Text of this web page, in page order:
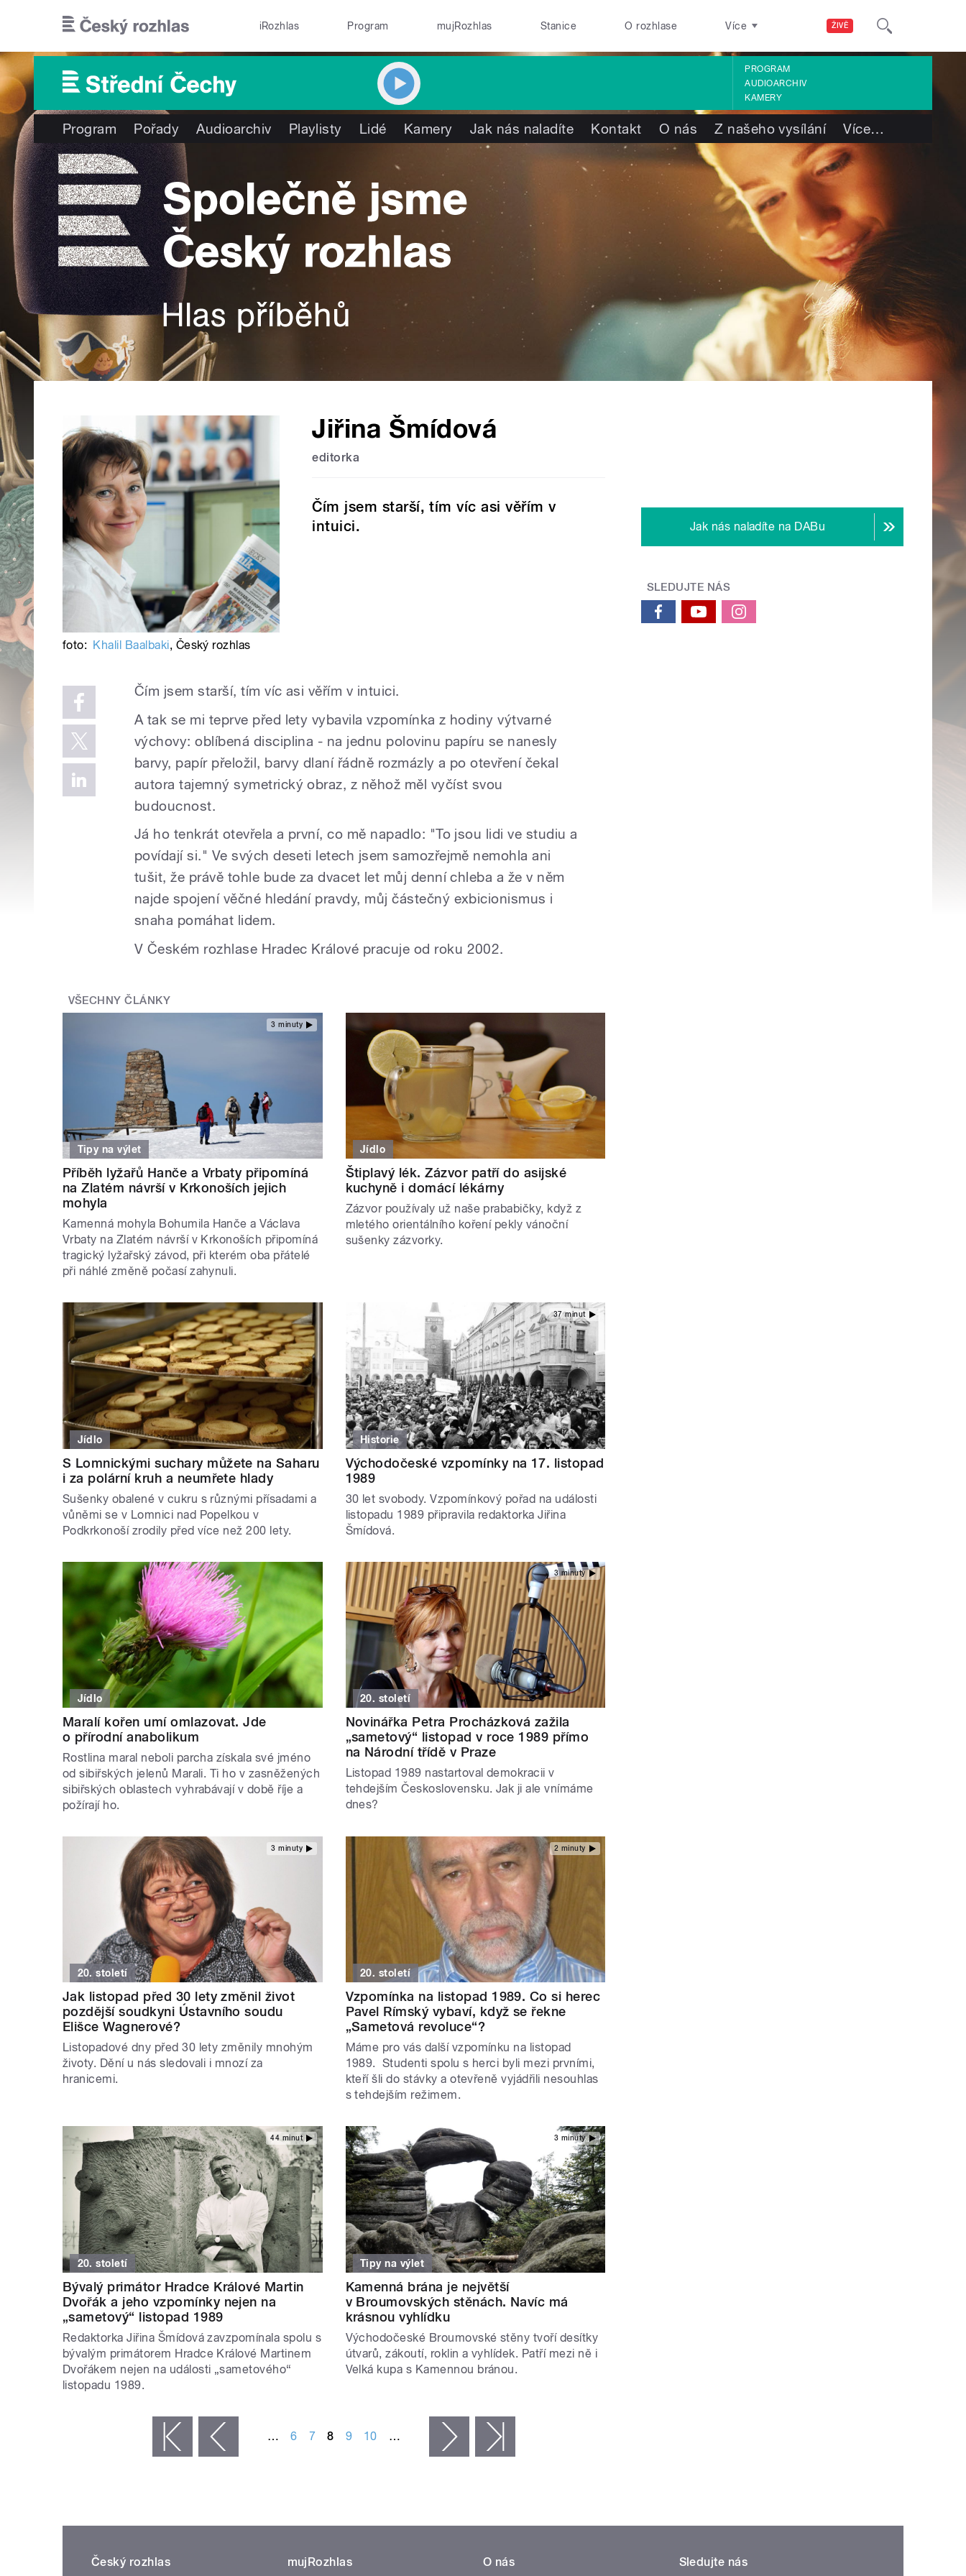
ŽIVĚ
iRozhlas Program mujRozhlas Stanice O rozhlase Více
PROGRAM
AUDIOARCHIV
KAMERY
Program Pořady Audioarchiv Playlisty Lidé Kamery Jak nás naladíte Kontakt O nás Z našeho vysílání Více…
Jiřina Šmídová
editorka
Čím jsem starší, tím víc asi věřím v
intuici.
foto: Khalil Baalbaki, Český rozhlas
Čím jsem starší, tím víc asi věřím v intuici.
A tak se mi teprve před lety vybavila vzpomínka z hodiny výtvarné
výchovy: oblíbená disciplina - na jednu polovinu papíru se nanesly
barvy, papír přeložil, barvy dlaní řádně rozmázly a po otevření čekal
autora tajemný symetrický obraz, z něhož měl vyčíst svou
budoucnost.
Já ho tenkrát otevřela a první, co mě napadlo: "To jsou lidi ve studiu a
povídají si." Ve svých deseti letech jsem samozřejmě nemohla ani
tušit, že právě tohle bude za dvacet let můj denní chleba a že v něm
najde spojení věčné hledání pravdy, můj částečný exbicionismus i
snaha pomáhat lidem.
V Českém rozhlase Hradec Králové pracuje od roku 2002.
VŠECHNY ČLÁNKY
3 minuty
Tipy na výlet
Příběh lyžařů Hanče a Vrbaty připomíná
na Zlatém návrší v Krkonoších jejich
mohyla
Kamenná mohyla Bohumila Hanče a Václava
Vrbaty na Zlatém návrší v Krkonoších připomíná
tragický lyžařský závod, při kterém oba přátelé
při náhlé změně počasí zahynuli.
Jídlo
Štiplavý lék. Zázvor patří do asijské
kuchyně i domácí lékárny
Zázvor používaly už naše prababičky, když z
mletého orientálního koření pekly vánoční
sušenky zázvorky.
Jídlo
S Lomnickými suchary můžete na Saharu
i za polární kruh a neumřete hlady
Sušenky obalené v cukru s různými přísadami a
vůněmi se v Lomnici nad Popelkou v
Podkrkonoší zrodily před více než 200 lety.
37 minut
Historie
Východočeské vzpomínky na 17. listopad
1989
30 let svobody. Vzpomínkový pořad na události
listopadu 1989 připravila redaktorka Jiřina
Šmídová.
Jídlo
Maralí kořen umí omlazovat. Jde
o přírodní anabolikum
Rostlina maral neboli parcha získala své jméno
od sibiřských jelenů Marali. Ti ho v zasněžených
sibiřských oblastech vyhrabávají v době říje a
požírají ho.
3 minuty
20. století
Novinářka Petra Procházková zažila
„sametový“ listopad v roce 1989 přímo
na Národní třídě v Praze
Listopad 1989 nastartoval demokracii v
tehdejším Československu. Jak ji ale vnímáme
dnes?
3 minuty
20. století
Jak listopad před 30 lety změnil život
pozdější soudkyni Ústavního soudu
Elišce Wagnerové?
Listopadové dny před 30 lety změnily mnohým
životy. Dění u nás sledovali i mnozí za
hranicemi.
2 minuty
20. století
Vzpomínka na listopad 1989. Co si herec
Pavel Rímský vybaví, když se řekne
„Sametová revoluce“?
Máme pro vás další vzpomínku na listopad
1989. Studenti spolu s herci byli mezi prvními,
kteří šli do stávky a otevřeně vyjádřili nesouhlas
s tehdejším režimem.
44 minut
20. století
Bývalý primátor Hradce Králové Martin
Dvořák a jeho vzpomínky nejen na
„sametový“ listopad 1989
Redaktorka Jiřina Šmídová zavzpomínala spolu s
bývalým primátorem Hradce Králové Martinem
Dvořákem nejen na události „sametového“
listopadu 1989.
3 minuty
Tipy na výlet
Kamenná brána je největší
v Broumovských stěnách. Navíc má
krásnou vyhlídku
Východočeské Broumovské stěny tvoří desítky
útvarů, zákoutí, roklin a vyhlídek. Patří mezi ně i
Velká kupa s Kamennou bránou.
‹ předchozí … 6 7 8 9 10 … následující ›
Jak nás naladíte na DABu
SLEDUJTE NÁS
Český rozhlas mujRozhlas O nás Sledujte nás